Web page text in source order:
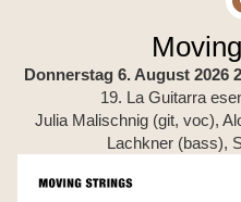
Donnerstag 6. August 2026
19. La Guitarra
Julia Malischnig (git, voc),
Lachkner (bass),